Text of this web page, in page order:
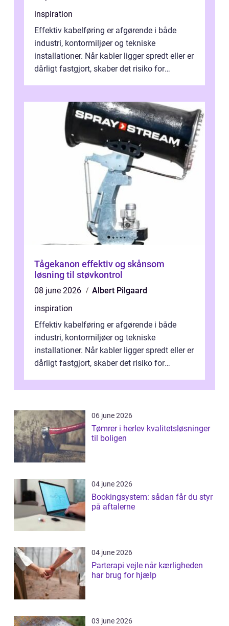
inspiration
Effektiv kabelføring er afgørende i både
industri, kontormiljøer og tekniske
installationer. Når kabler ligger spredt eller er
dårligt fastgjort, skaber det risiko for
Tågekanon effektiv og skånsom
løsning til støvkontrol
08 june 2026
Albert Pilgaard
inspiration
Effektiv kabelføring er afgørende i både
industri, kontormiljøer og tekniske
installationer. Når kabler ligger spredt eller er
dårligt fastgjort, skaber det risiko for
06 june 2026
Tømrer i herlev kvalitetsløsninger
til boligen
04 june 2026
Bookingsystem: sådan får du styr
på aftalerne
04 june 2026
Parterapi vejle når kærligheden
har brug for hjælp
03 june 2026